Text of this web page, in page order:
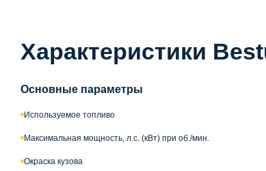
Характеристики
Основные параметры
Используемое топливо
Максимальная мощность, л.с. (кВт) при об./мин.
Окраска кузова